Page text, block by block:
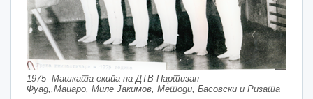
1975 -Машката екипа на ДТВ-Партизан
Фуад,,Маџаро, Миле Јакимов, Методи, Басовски и Ризата